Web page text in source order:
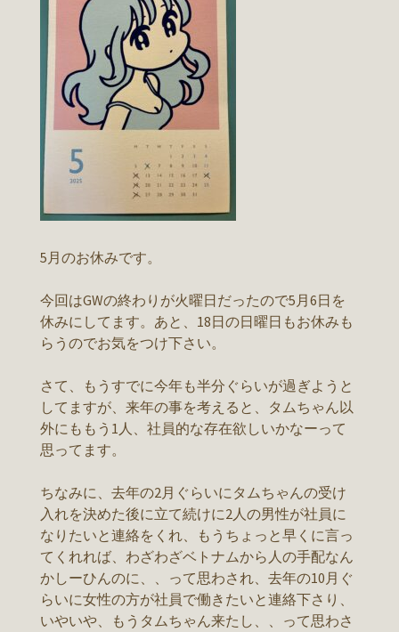
5月のお休みです。
今回はGWの終わりが火曜日だったので5月6日を
休みにしてます。あと、18日の日曜日もお休みも
らうのでお気をつけ下さい。
さて、もうすでに今年も半分ぐらいが過ぎようと
してますが、来年の事を考えると、タムちゃん以
外にももう1人、社員的な存在欲しいかなーって
思ってます。
ちなみに、去年の2月ぐらいにタムちゃんの受け
入れを決めた後に立て続けに2人の男性が社員に
なりたいと連絡をくれ、もうちょっと早くに言っ
てくれれば、わざわざベトナムから人の手配なん
かしーひんのに、、って思わされ、去年の10月ぐ
らいに女性の方が社員で働きたいと連絡下さり、
いやいや、もうタムちゃん来たし、、って思わさ